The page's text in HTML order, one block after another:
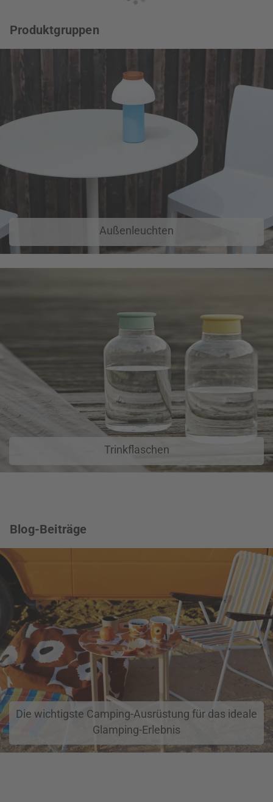
Produktgruppen
Außenleuchten
Trinkflaschen
Blog-Beiträge
Die wichtigste Camping-Ausrüstung für das ideale
Glamping-Erlebnis